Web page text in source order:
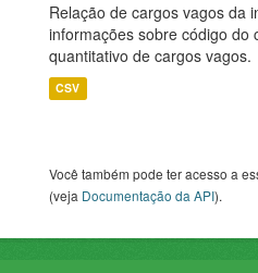
Relação de cargos vagos da
informações sobre código do
quantitativo de cargos vagos.
CSV
Você também pode ter acesso a
(veja Documentação da API).